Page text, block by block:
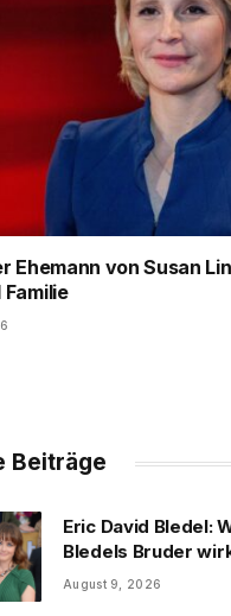
Ehemann von Susan
Beiträge
Eric David Bledel:
Bledels Bruder
August 9, 2026